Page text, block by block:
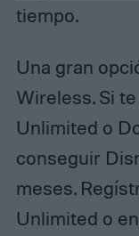
tiempo.
Una gran
Wireless. Si
Unlimited o
conseguir
meses.
Unlimited o